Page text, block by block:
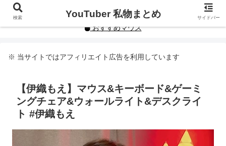
YouTuberや人気インフルエンサーの私物まとめです。
おすすめマウス
※ 当サイトではアフィリエイト広告を利用しています
【伊織もえ】マウス&キーボード&ゲーミ
ングチェア&ウォールライト&デスクライ
ト #伊織もえ
検索 YouTuber 私物まとめ サイドバー